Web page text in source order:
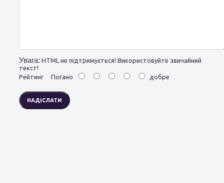
Увага: HTML не підтримується! Використовуйте звичайний
текст!
Рейтинг Погано добре
НАДІСЛАТИ